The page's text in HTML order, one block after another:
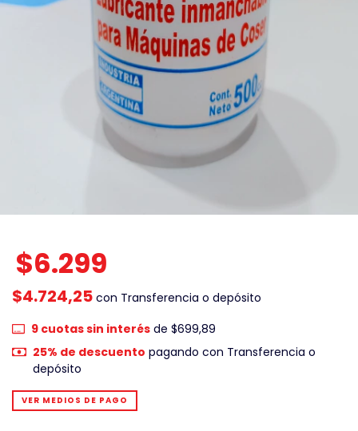
$6.299
$4.724,25 con Transferencia o depósito
9cuotas sin interésde $699,89
25% de descuento pagando con Transferencia o
depósito
VER MEDIOS DE PAGO